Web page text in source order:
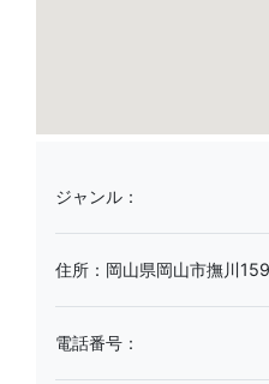
ジャンル：
住所：岡山県岡山市撫川
電話番号：